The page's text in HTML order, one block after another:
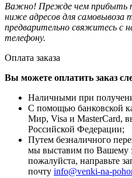
Важно! Прежде чем прибыть
ниже адресов для самовывоза
предварительно свяжитесь с
телефону.
Оплата заказа
Вы можете оплатить заказ
Наличными при
С помощью банковской
Мир, Visa и MasterCard,
Российской Федерации;
Путем безналичного
мы выставим по Вашему
пожалуйста, направьте
почту info@venki-na-